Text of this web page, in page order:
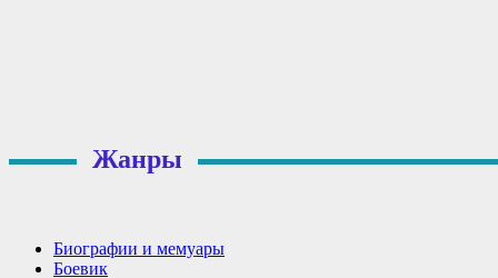
Жанры
Биографии и мемуары
Боевик